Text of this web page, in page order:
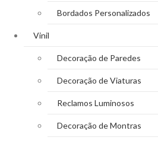
Bordados Personalizados
Vinil
Decoração de Paredes
Decoração de Viaturas
Reclamos Luminosos
Decoração de Montras